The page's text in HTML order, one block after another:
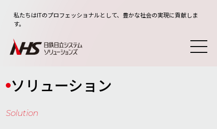
私たちはITのプロフェッショナルとして、豊かな社会の実現に貢献しま
す。
ソリューション
Solution